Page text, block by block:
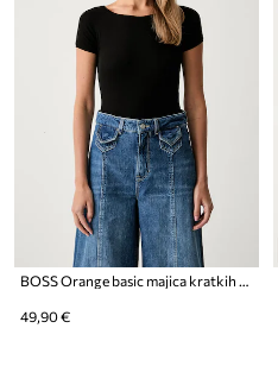
BOSS Orange basic majica kratkih rukava ženska s pamukom C_Espia_1
49,90 €